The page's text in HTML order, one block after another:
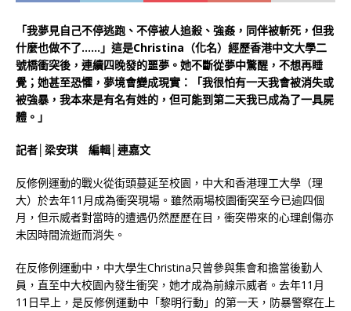
「我夢見自己不停逃跑、不停被人追殺、強姦，同伴被斬死，但我
什麼也做不了……」這是Christina（化名）經歷香港中文大學二
號橋衝突後，連續四晚發的噩夢。她不斷從夢中驚醒，不想再睡
覺；她甚至恐懼，夢境會變成現實：「我很怕有一天我會被消失或
被強暴，我本來是有名有姓的，但可能到第二天我已成為了一具屍
體。」
記者│梁安琪 編輯│連嘉文
反修例運動的戰火從街頭蔓延至校園，中大和香港理工大學（理
大）於去年11月成為衝突現場。雖然兩場校園衝突至今已逾四個
月，但示威者對當時的遭遇仍然歷歷在目，衝突帶來的心理創傷亦
未因時間流逝而消失。
在反修例運動中，中大學生Christina只曾參與集會和擔當後勤人
員，直至中大校園內發生衝突，她才成為前線示威者。去年11月
11日早上，是反修例運動中「黎明行動」的第一天，防暴警察在上